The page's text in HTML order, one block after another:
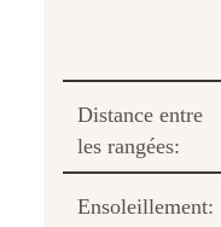
Distance entre
les rangées:
Ensoleillement: